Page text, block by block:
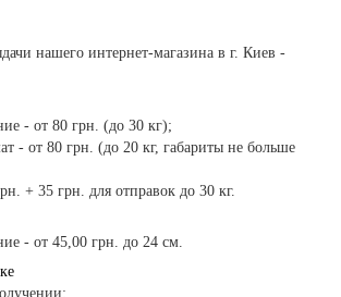
нашего интернет-магазина в г. Киев -
- от 80 грн. (до 30 кг);
- от 80 грн. (до 20 кг, габариты не больше
+ 35 грн. для отправок до 30 кг.
- от 45,00 грн. до 24 см.